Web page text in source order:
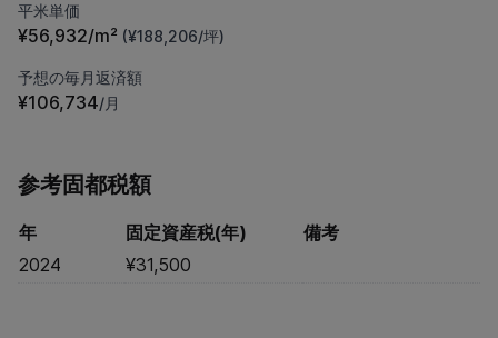
平米単価
¥56,932/m² (¥188,206/坪)
予想の毎月返済額
¥106,734/月
参考固都税額
年 固定資産税(年)
備考
2024
¥31,500